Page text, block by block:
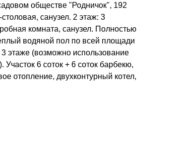
обществе "Родничок", 192
санузел. 2 этаж: 3
комната, санузел. Полностью
водяной пол по всей площади
этаже (возможно использование
6 соток + 6 соток барбекю,
отопление, двухконтурный котел,